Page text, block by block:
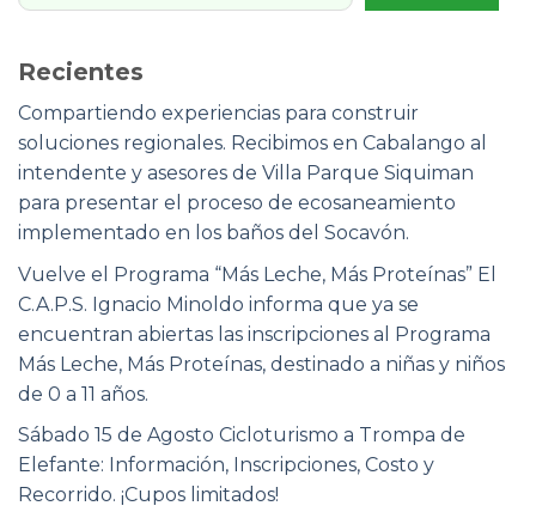
Recientes
Compartiendo experiencias para construir
soluciones regionales. Recibimos en Cabalango al
intendente y asesores de Villa Parque Siquiman
para presentar el proceso de ecosaneamiento
implementado en los baños del Socavón.
Vuelve el Programa “Más Leche, Más Proteínas” El
C.A.P.S. Ignacio Minoldo informa que ya se
encuentran abiertas las inscripciones al Programa
Más Leche, Más Proteínas, destinado a niñas y niños
de 0 a 11 años.
Sábado 15 de Agosto Cicloturismo a Trompa de
Elefante: Información, Inscripciones, Costo y
Recorrido. ¡Cupos limitados!